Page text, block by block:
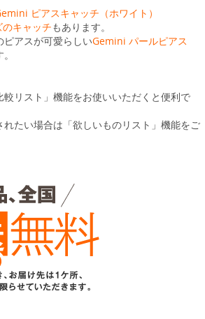
ピアスキャッチ（ホワイト）
キャッチもあります。
ピアスが可愛らしいGemini パールピアス
リスト」機能をお使いいただくと便利で
たい場合は「欲しいものリスト」機能をご